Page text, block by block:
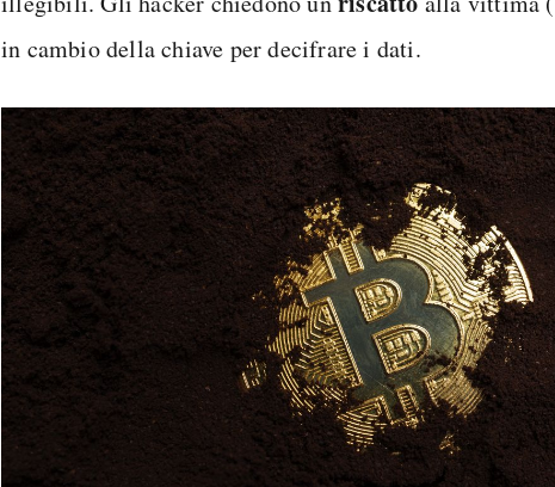
in cambio della chiave per decifrare i dati.